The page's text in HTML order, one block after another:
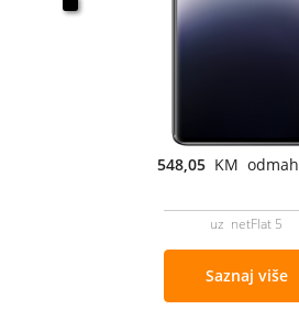
548,05 KM odmah
uz netFlat 5
Saznaj više